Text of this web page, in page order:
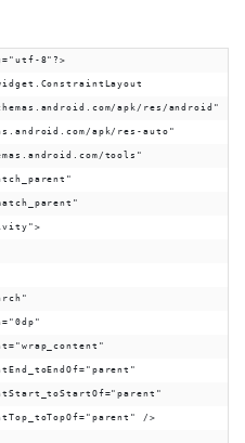
8"?>
apk/res/android"
apk/res-auto"
tools"
/>